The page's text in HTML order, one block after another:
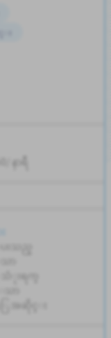
နာရီ
းသည္
ာ
သံုးရက္
ာ
ြ အဆိုင္း